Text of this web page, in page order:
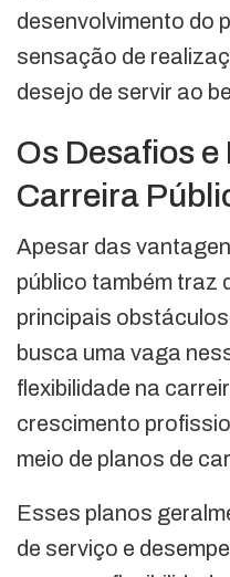
desenvolvimento do
sensação de
desejo de servir ao
Os Desafios
Carreira
Apesar das
público também traz
principais
busca uma vaga
flexibilidade na
crescimento
meio de planos de
Esses planos
de serviço e